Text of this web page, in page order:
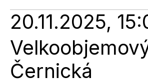
20.11.2025,
Černická